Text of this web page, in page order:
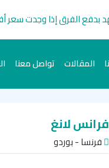
بدفع الفرق إذا وجدت سعر
المقالات تواصل معنا
فرانس لانغ
فرنسا - بوردو